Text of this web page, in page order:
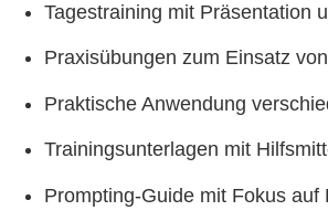
Tagestraining mit Präsentation
Praxisübungen zum Einsatz
Praktische Anwendung
Trainingsunterlagen mit
Prompting-Guide mit Fokus auf